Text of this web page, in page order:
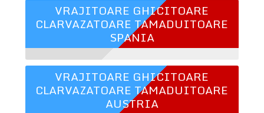
VRAJITOARE GHICITOARE
CLARVAZATOARE TAMADUITOARE
SPANIA
VRAJITOARE GHICITOARE
CLARVAZATOARE TAMADUITOARE
AUSTRIA